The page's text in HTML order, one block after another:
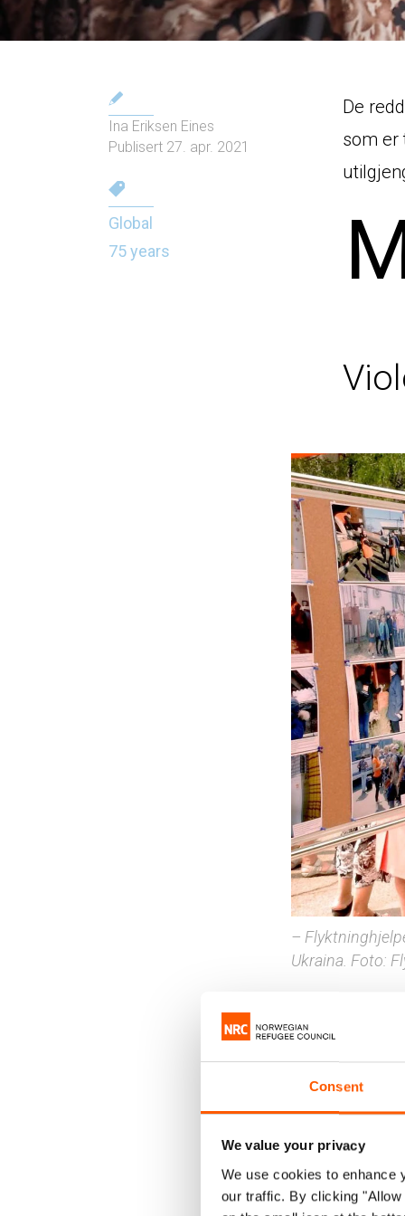
Consent
We value your privacy
We use cookies to enhance
our traffic. By clicking
Ina Eriksen Eines
Publisert 27. apr. 2021
Global
75 years
De
som er
–
Ukraina. Foto:
til å
Shemet
– Jeg